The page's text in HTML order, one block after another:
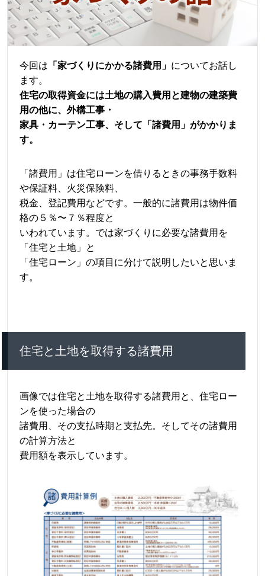
今回は 「家づくりにかかる諸費用」 についてお話し
ます。
住宅の取得資金には土地の購入費用と建物の建築費
用の他に、外構工事・
家具・カーテン工事、そして「諸費用」がかかりま
す。
「諸費用」は住宅ローンを借りるときの事務手数料
や保証料、火災保険料、
税金、登記費用などです。一般的に諸費用は物件価
格の５％〜７％程度と
いわれています。では家づくりに必要な諸費用を
「住宅と土地」と
「住宅ローン」の項目に分けて説明したいと思いま
す。
住宅と土地を取得する諸費用
画像では住宅と土地を取得する諸費用と、住宅ロー
ンを使った場合の
諸費用、その支払時期と支払先。そしてその諸費用
の計算方法と
費用額を表示しています。